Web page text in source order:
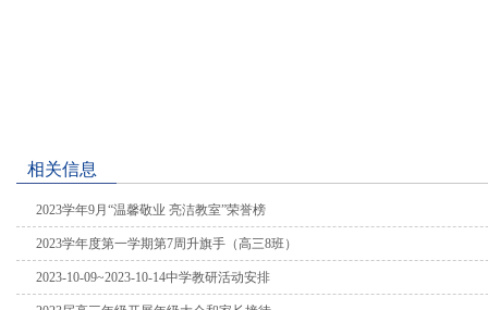
相关信息
2023学年9月“温馨敬业 亮洁教室”荣誉榜
2023学年度第一学期第7周升旗手（高三8班）
2023-10-09~2023-10-14中学教研活动安排